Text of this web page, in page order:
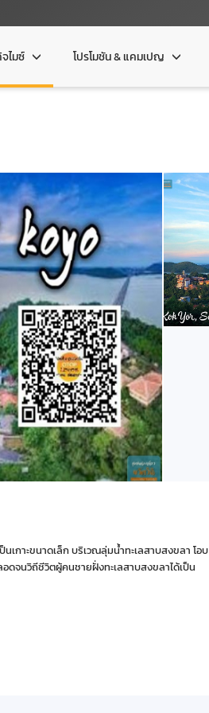
ไมซ์ โปรโมชัน & แคมเปญ
กาะขนาดเล็ก บริเวณลุ่มน้ำทะเลสาบสงขลา โอบ
จนวิถีชีวิตผู้คนชายฝั่งทะเลสาบสงขลาได้เป็น